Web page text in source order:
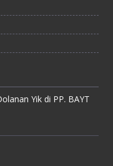
Yik di PP. BAYT